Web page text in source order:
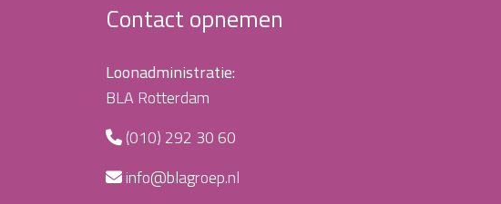
Contact opnemen
Loonadministratie:
BLA Rotterdam
(010) 292 30 60
info@blagroep.nl